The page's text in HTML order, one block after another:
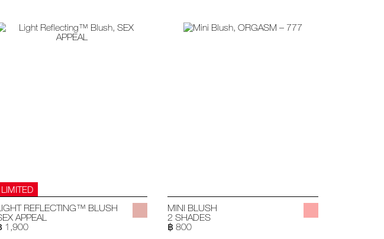
LIMITED
REFLECTING™ BLUSH
APPEAL
1,900
MINI BLUSH
2 SHADES
฿ 800